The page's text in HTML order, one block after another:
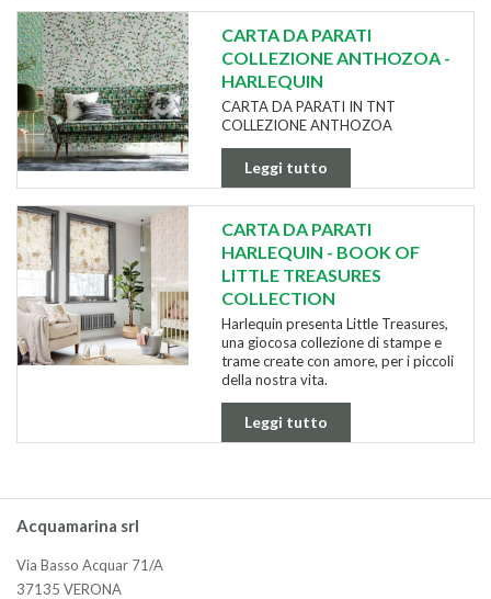
CARTA DA PARATI
COLLEZIONE ANTHOZOA -
HARLEQUIN
CARTA DA PARATI IN TNT
COLLEZIONE ANTHOZOA
Leggi tutto
CARTA DA PARATI
HARLEQUIN - BOOK OF
LITTLE TREASURES
COLLECTION
Harlequin presenta Little Treasures,
una giocosa collezione di stampe e
trame create con amore, per i piccoli
della nostra vita.
Leggi tutto
Acquamarina srl
Via Basso Acquar 71/A
37135 VERONA